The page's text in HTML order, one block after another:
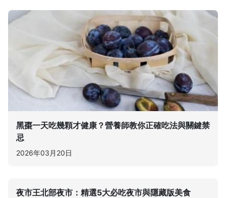
黑棗一天吃幾顆才健康？營養師教你正確吃法與關鍵禁
忌
2026年03月20日
夜市王北部夜市：精選5大必吃夜市與隱藏版美食